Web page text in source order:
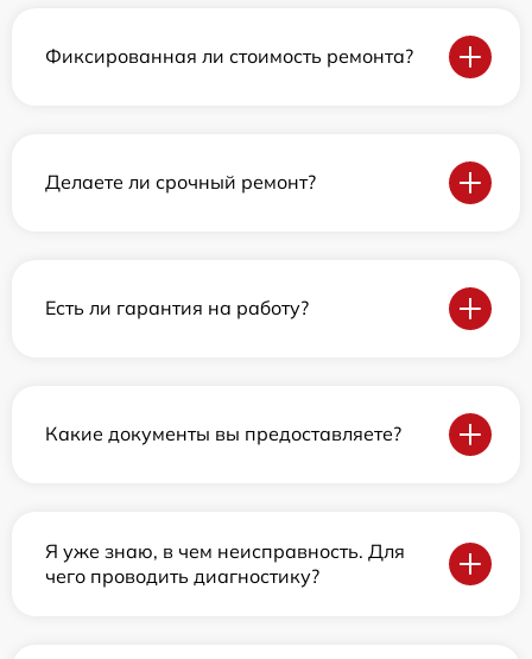
Фиксированная ли стоимость ремонта?
Делаете ли срочный ремонт?
Есть ли гарантия на работу?
Какие документы вы предоставляете?
Я уже знаю, в чем неисправность. Для
чего проводить диагностику?